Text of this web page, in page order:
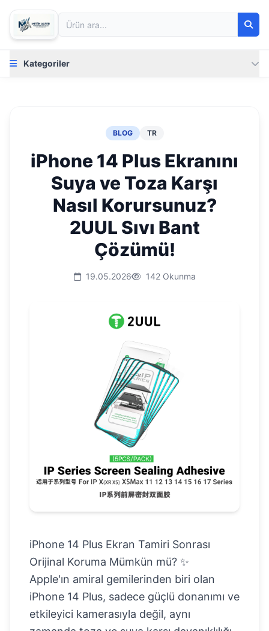
Kategoriler
BLOG TR
iPhone 14 Plus Ekranını
Suya ve Toza Karşı
Nasıl Korursunuz?
2UUL Sıvı Bant
Çözümü!
19.05.2026 142 Okunma
iPhone 14 Plus Ekran Tamiri Sonrası
Orijinal Koruma Mümkün mü? ✨
Apple'ın amiral gemilerinden biri olan
iPhone 14 Plus, sadece güçlü donanımı ve
etkileyici kamerasıyla değil, aynı